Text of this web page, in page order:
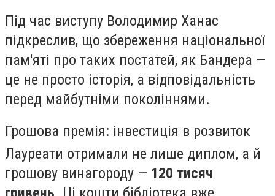
Під час виступу Володимир Ханас
підкреслив, що збереження національної
пам'яті про таких постатей, як Бандера —
це не просто історія, а відповідальність
перед майбутніми поколіннями.
Грошова премія: інвестиція в розвиток
Лауреати отримали не лише диплом, а й
грошову винагороду — 120 тисяч